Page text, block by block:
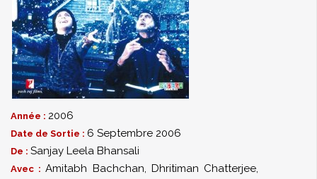
Année : 2006
Date de Sortie : 6 Septembre 2006
De : Sanjay Leela Bhansali
Avec :Amitabh Bachchan, Dhritiman Chatterjee,